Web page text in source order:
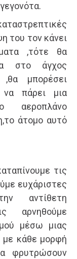
του τον κάνει
,τότε θα
στο άγχος
,θα μπορέσει
να πάρει μια
αεροπλάνο
άτομο αυτό
τις
ευχάριστες
αντίθετη
αρνηθούμε
μέσω μιας
με κάθε μορφή
φρυτρώσουν